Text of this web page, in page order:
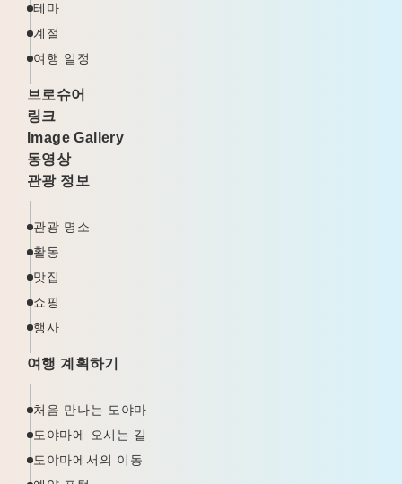
테마
계절
여행 일정
브로슈어
링크
Image Gallery
동영상
관광 정보
관광 명소
활동
맛집
쇼핑
행사
여행 계획하기
처음 만나는 도야마
도야마에 오시는 길
도야마에서의 이동